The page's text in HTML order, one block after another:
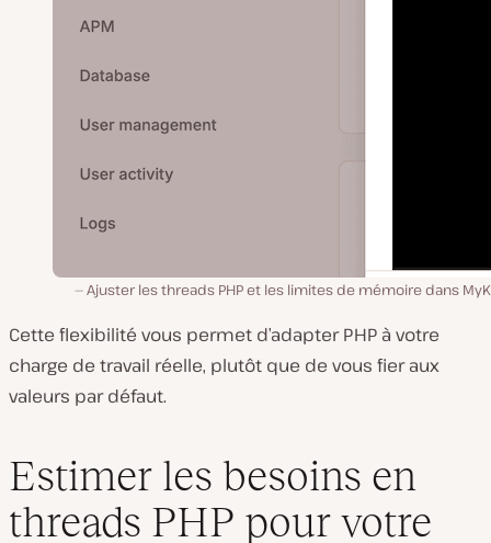
Ajuster les threads PHP et les limites de mémoire dans
Cette flexibilité vous permet d’adapter PHP à votre
charge de travail réelle, plutôt que de vous fier aux
valeurs par défaut.
Estimer les besoins en
threads PHP pour votre